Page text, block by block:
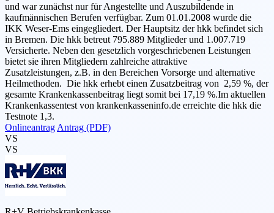
und war zunächst nur für Angestellte und Auszubildende in
kaufmännischen Berufen verfügbar. Zum 01.01.2008 wurde die
IKK Weser-Ems eingegliedert. Der Hauptsitz der hkk befindet sich
in Bremen. Die hkk betreut 795.889 Mitglieder und 1.007.719
Versicherte. Neben den gesetzlich vorgeschriebenen Leistungen
bietet sie ihren Mitgliedern zahlreiche attraktive
Zusatzleistungen, z.B. in den Bereichen Vorsorge und alternative
Heilmethoden. Die hkk erhebt einen Zusatzbeitrag von 2,59 %, der
gesamte Krankenkassenbeitrag liegt somit bei 17,19 %.Im aktuellen
Krankenkassentest von krankenkasseninfo.de erreichte die hkk die
Testnote 1,3.
Onlineantrag Antrag (PDF)
VS
VS